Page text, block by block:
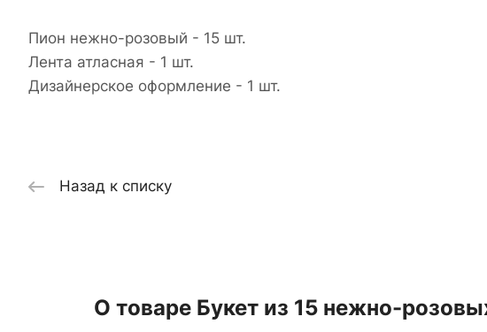
Пион нежно-розовый - 15 шт.
Лента атласная - 1 шт.
Дизайнерское оформление - 1 шт.
Назад к списку
О товаре Букет из 15 нежно-